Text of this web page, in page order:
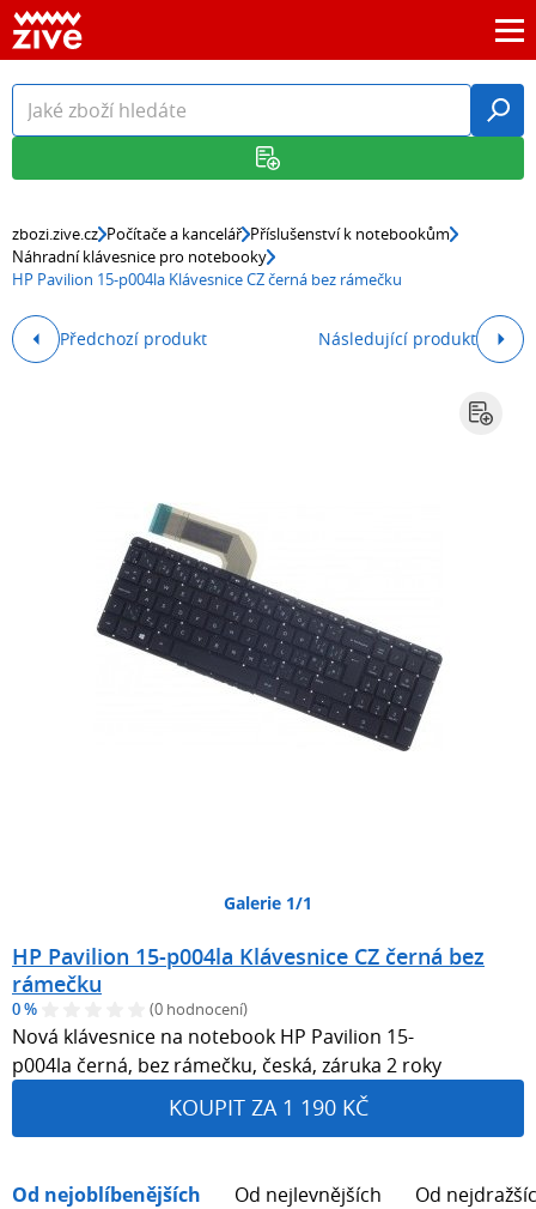
zbozi.zive.cz Počítače a kancelář Příslušenství k notebookům
Náhradní klávesnice pro notebooky
HP Pavilion 15-p004la Klávesnice CZ černá bez rámečku
Předchozí produkt Následující produkt
Galerie 1/1
HP Pavilion 15-p004la Klávesnice CZ černá bez
rámečku
0 % (0 hodnocení)
Nová klávesnice na notebook HP Pavilion 15-
p004la černá, bez rámečku, česká, záruka 2 roky
KOUPIT ZA 1 190 KČ
Od nejoblíbenějších Od nejlevnějších Od